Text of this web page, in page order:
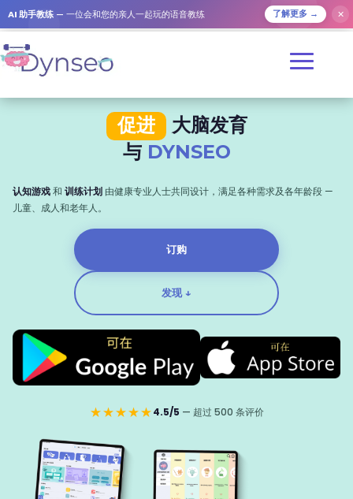
AI 助手教练 — 一位会和您的亲人一起玩的语音教练 了解更多 → ✕
促进 大脑发育
与 DYNSEO
认知游戏和 训练计划 由健康专业人士共同设计，满足各种需求及各年龄段 —
儿童、成人和老年人。
订购
发现 ↓
★★★★★4.5/5 — 超过 500 条评价